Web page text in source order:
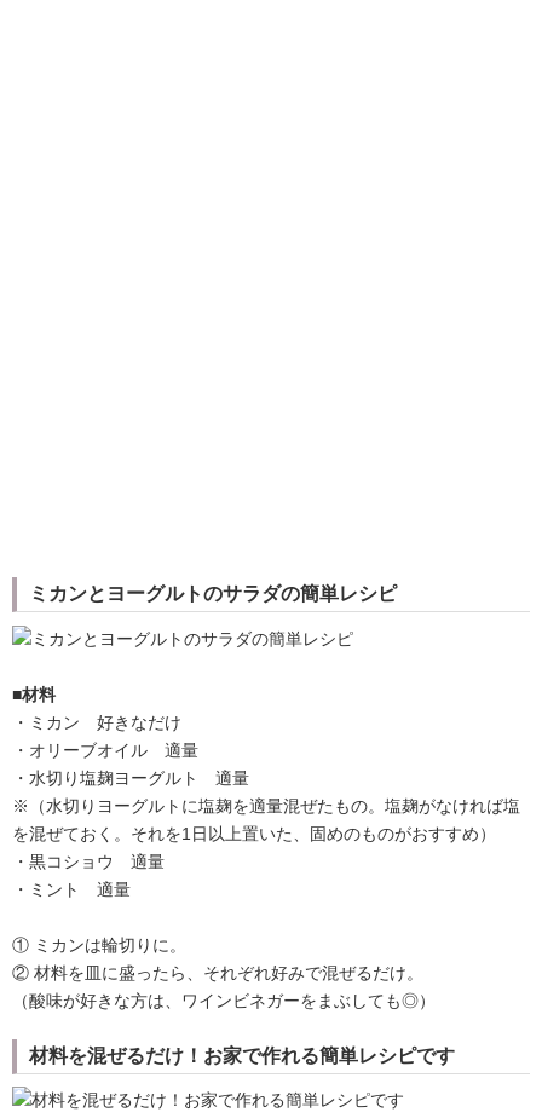
ミカンとヨーグルトのサラダの簡単レシピ
■材料
・ミカン 好きなだけ
・オリーブオイル 適量
・水切り塩麹ヨーグルト 適量
※（水切りヨーグルトに塩麹を適量混ぜたもの。塩麹がなければ塩
を混ぜておく。それを1日以上置いた、固めのものがおすすめ）
・黒コショウ 適量
・ミント 適量
① ミカンは輪切りに。
② 材料を皿に盛ったら、それぞれ好みで混ぜるだけ。
（酸味が好きな方は、ワインビネガーをまぶしても◎）
材料を混ぜるだけ！お家で作れる簡単レシピです